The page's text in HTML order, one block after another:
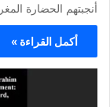
أنجبتهم الحضارة
أكمل القراءة »